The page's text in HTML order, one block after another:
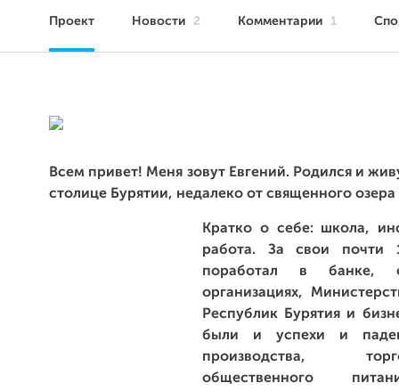
Проект Новости 2 Комментарии 1
Всем привет! Меня зовут Евгений. Родился и
столице Бурятии, недалеко от священного озера
Кратко о себе: школа,
работа. За свои почти
поработал в банке,
организациях,
Республик Бурятия и
были и успехи и
производства,
общественного